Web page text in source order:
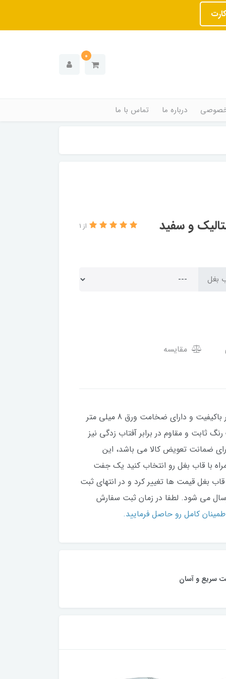
0
درباره ما تماس با ما
و سفید از 1
بغل
مقایسه
مناسب برای موتور سیکلت هوندا با حجم موتور 125، 150 و 200 می باشد، این باک بسیار باکیفیت و دارای ضخامت ورق 8 میلی متر
رنگ ثابت و مقاوم در برابر آفتاب زدگی نیز
ای مایع درجه 1 است. همچنین این باک دارای ضمانت تعویض کالا می باشد، این
با قاب بغل رو انتخاب کنید یک جفت
بغل قیمت ها تغییر کرد و در انتهای ثبت
می شود. لطفا در زمان ثبت سفارش
کامل رو حاصل فرمایید.
سریع و آسان